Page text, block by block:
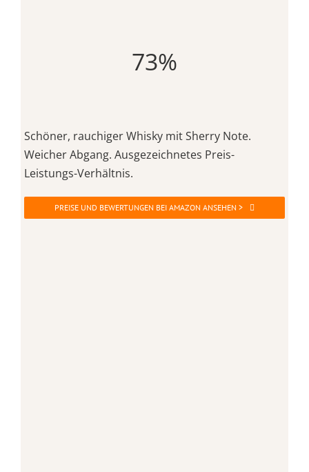
73%
Schöner, rauchiger Whisky mit Sherry Note.
Weicher Abgang. Ausgezeichnetes Preis-
Leistungs-Verhältnis.
PREISE UND BEWERTUNGEN BEI AMAZON ANSEHEN >